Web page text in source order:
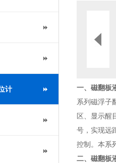
计 一、 磁翻板
系列磁浮子
区、显示醒
号，实现远
控制。本系
二、 磁翻板